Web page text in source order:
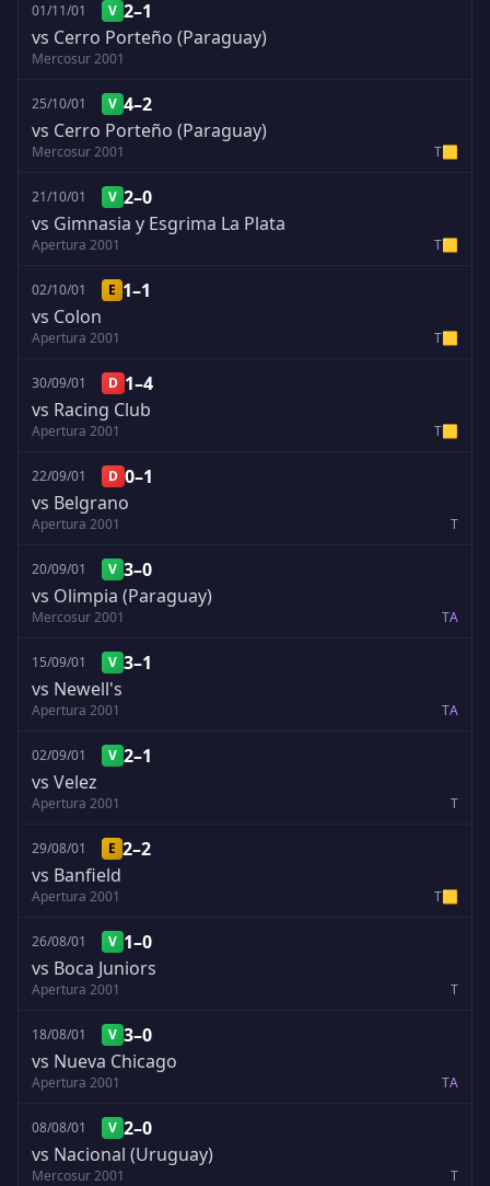
01/11/01 V 2–1
vs Cerro Porteño (Paraguay)
Mercosur 2001
25/10/01 V 4–2
vs Cerro Porteño (Paraguay)
Mercosur 2001 T🟨
21/10/01 V 2–0
vs Gimnasia y Esgrima La Plata
Apertura 2001 T🟨
02/10/01 E 1–1
vs Colon
Apertura 2001 T🟨
30/09/01 D 1–4
vs Racing Club
Apertura 2001 T🟨
22/09/01 D 0–1
vs Belgrano
Apertura 2001 T
20/09/01 V 3–0
vs Olimpia (Paraguay)
Mercosur 2001 TA
15/09/01 V 3–1
vs Newell's
Apertura 2001 TA
02/09/01 V 2–1
vs Velez
Apertura 2001 T
29/08/01 E 2–2
vs Banfield
Apertura 2001 T🟨
26/08/01 V 1–0
vs Boca Juniors
Apertura 2001 T
18/08/01 V 3–0
vs Nueva Chicago
Apertura 2001 TA
08/08/01 V 2–0
vs Nacional (Uruguay)
Mercosur 2001 T